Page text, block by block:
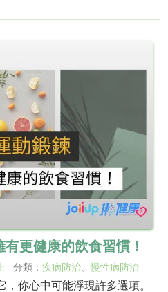
更健康的飲食習慣！
分類： 疾病防治 、慢性病防治
你心中可能浮現許多選項。